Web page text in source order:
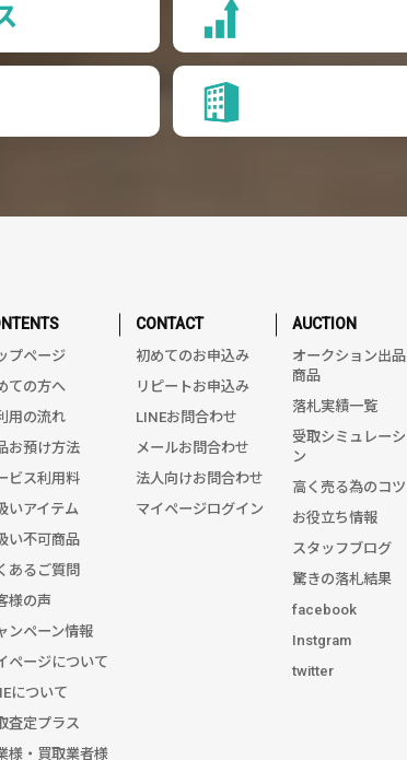
プページ
ての方へ
用の流れ
お預け方法
ビス利用料
いアイテム
い不可商品
あるご質問
様の声
ンペーン情報
ページについて
について
査定プラス
様・買取業者様
CONTACT
初めてのお申込み
リピートお申込み
LINEお問合わせ
メールお問合わせ
法人向けお問合わせ
マイページログイン
AUCTION
オークション出
商品
落札実績一覧
受取シミュレーシ
ン
高く売る為のコツ
お役立ち情報
スタッフブログ
驚きの落札結果
facebook
Instgram
twitter